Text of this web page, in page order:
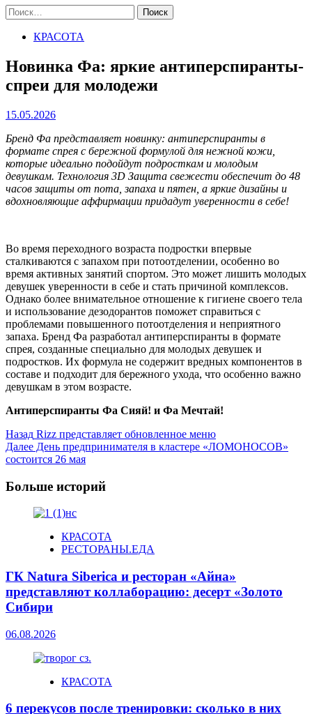
Найти:
КРАСОТА
Новинка Фа: яркие антиперспиранты-
спреи для молодежи
15.05.2026
Бренд Фа представляет новинку: антиперспиранты в
формате спрея с бережной формулой для нежной кожи,
которые идеально подойдут подросткам и молодым
девушкам. Технология 3D Защита свежести обеспечит до 48
часов защиты от пота, запаха и пятен, а яркие дизайны и
вдохновляющие аффирмации придадут уверенности в себе!
Во время переходного возраста подростки впервые
сталкиваются с запахом при потоотделении, особенно во
время активных занятий спортом. Это может лишить молодых
девушек уверенности в себе и стать причиной комплексов.
Однако более внимательное отношение к гигиене своего тела
и использование дезодорантов поможет справиться с
проблемами повышенного потоотделения и неприятного
запаха. Бренд Фа разработал антиперспиранты в формате
спрея, созданные специально для молодых девушек и
подростков. Их формула не содержит вредных компонентов в
составе и подходит для бережного ухода, что особенно важно
девушкам в этом возрасте.
Антиперспиранты Фа Сияй! и Фа Мечтай!
Post
Navigation
Назад Rizz представляет обновленное меню
Далее День предпринимателя в кластере «ЛОМОНОСОВ»
состоится 26 мая
Больше историй
КРАСОТА
РЕСТОРАНЫ.ЕДА
ГК Natura Siberica и ресторан «Айна»
представляют коллаборацию: десерт «Золото
Сибири
06.08.2026
КРАСОТА
6 перекусов после тренировки: сколько в них